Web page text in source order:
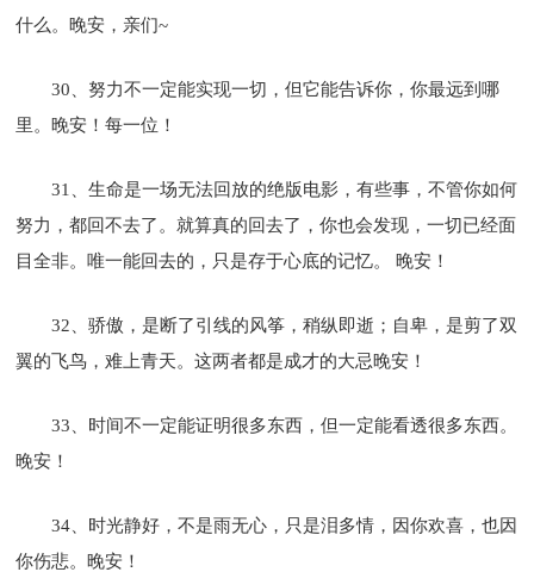
什么。晚安，亲们~
30、努力不一定能实现一切，但它能告诉你，你最远到哪
里。晚安！每一位！
31、生命是一场无法回放的绝版电影，有些事，不管你如何
努力，都回不去了。就算真的回去了，你也会发现，一切已经面
目全非。唯一能回去的，只是存于心底的记忆。 晚安！
32、骄傲，是断了引线的风筝，稍纵即逝；自卑，是剪了双
翼的飞鸟，难上青天。这两者都是成才的大忌晚安！
33、时间不一定能证明很多东西，但一定能看透很多东西。
晚安！
34、时光静好，不是雨无心，只是泪多情，因你欢喜，也因
你伤悲。晚安！